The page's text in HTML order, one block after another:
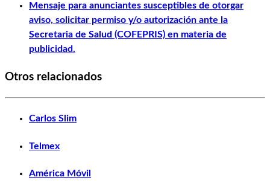
Mensaje para anunciantes susceptibles de otorgar
aviso, solicitar permiso y/o autorización ante la
Secretaria de Salud (COFEPRIS) en materia de
publicidad.
Otros relacionados
Carlos Slim
Telmex
América Móvil